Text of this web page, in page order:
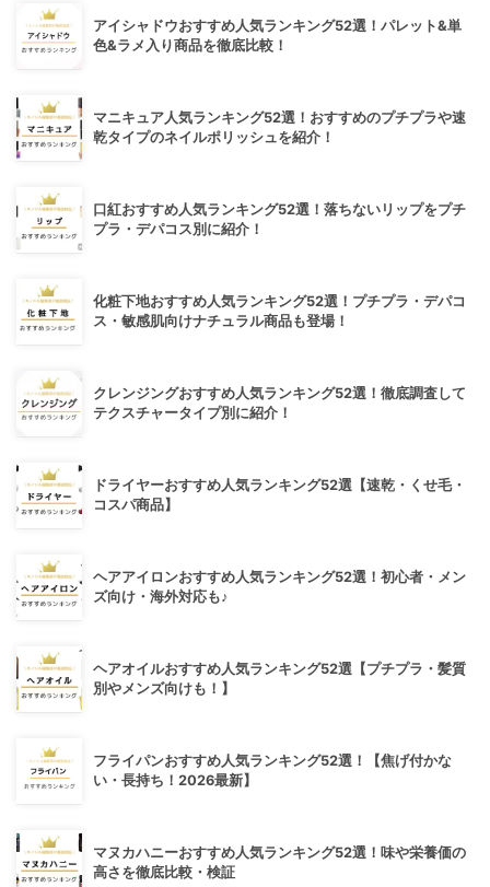
アイシャドウおすすめ人気ランキング52選！パレット&単
色&ラメ入り商品を徹底比較！
マニキュア人気ランキング52選！おすすめのプチプラや速
乾タイプのネイルポリッシュを紹介！
口紅おすすめ人気ランキング52選！落ちないリップをプチ
プラ・デパコス別に紹介！
化粧下地おすすめ人気ランキング52選！プチプラ・デパコ
ス・敏感肌向けナチュラル商品も登場！
クレンジングおすすめ人気ランキング52選！徹底調査して
テクスチャータイプ別に紹介！
ドライヤーおすすめ人気ランキング52選【速乾・くせ毛・
コスパ商品】
ヘアアイロンおすすめ人気ランキング52選！初心者・メン
ズ向け・海外対応も♪
ヘアオイルおすすめ人気ランキング52選【プチプラ・髪質
別やメンズ向けも！】
フライパンおすすめ人気ランキング52選！【焦げ付かな
い・長持ち！2026最新】
マヌカハニーおすすめ人気ランキング52選！味や栄養価の
高さを徹底比較・検証